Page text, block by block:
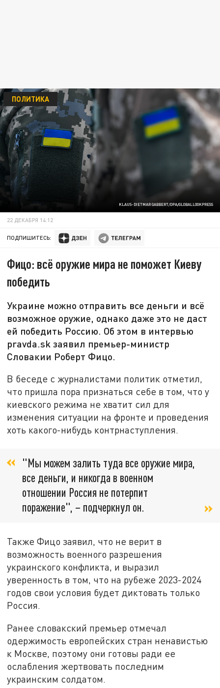
KLAUS-DIETMAR GABBERT/DPA/GLOBALLOOKPRESS
ПОЛИТИКА
22 ДЕКАБРЯ 14:12
ПОДПИШИТЕСЬ:
Фицо: всё оружие мира не поможет Киеву
победить
Украине можно отправить все деньги и всё
возможное оружие, однако даже это не даст
ей победить Россию. Об этом в интервью
pravda.sk заявил премьер-министр
Словакии Роберт Фицо.
В беседе с журналистами политик отметил,
что пришла пора признаться себе в том, что у
киевского режима не хватит сил для
изменения ситуации на фронте и проведения
хоть какого-нибудь контрнаступления.
"Мы можем залить туда все оружие мира,
все деньги, и никогда в военном
отношении Россия не потерпит
поражение", – подчеркнул он.
Также Фицо заявил, что не верит в
возможность военного разрешения
украинского конфликта, и выразил
уверенность в том, что на рубеже 2023-2024
годов свои условия будет диктовать только
Россия.
Ранее словакский премьер отмечал
одержимость европейских стран ненавистью
к Москве, поэтому они готовы ради ее
ослабления жертвовать последним
украинским солдатом.